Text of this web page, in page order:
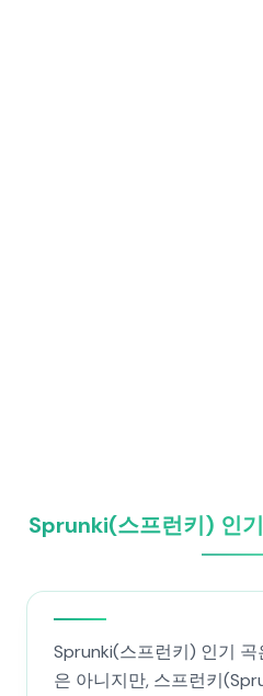
Sprunki(스프런키) 인
Sprunki(스프런키) 인기
은 아니지만, 스프런키